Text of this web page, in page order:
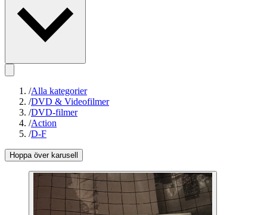
/Alla kategorier
/DVD & Videofilmer
/DVD-filmer
/Action
/D-F
Hoppa över karusell